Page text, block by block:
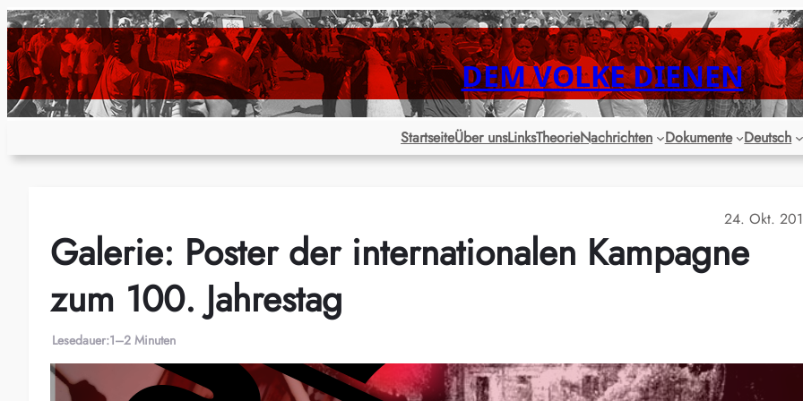
Zum
Inhalt
springen
DEM VOLKE DIENEN
StartseiteÜber unsLinksTheorieNachrichten Dokumente Deutsch
24. Okt.
Galerie: Poster der internationalen Kampagne
zum 100. Jahrestag
Lesedauer:1–2 Minuten